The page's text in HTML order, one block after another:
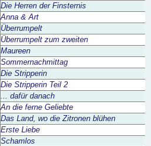
Die Herren der Finsternis
Anna & Art
Überrumpelt
Überrumpelt zum zweiten
Maureen
Sommernachmittag
Die Stripperin
Die Stripperin Teil 2
... dafür danach
An die ferne Geliebte
Das Land, wo die Zitronen blühen
Erste Liebe
Schamlos